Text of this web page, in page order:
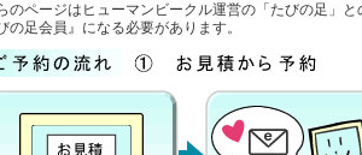
のページはヒューマンビークル運営の「たびの足」
の足会員』になる必要があります。